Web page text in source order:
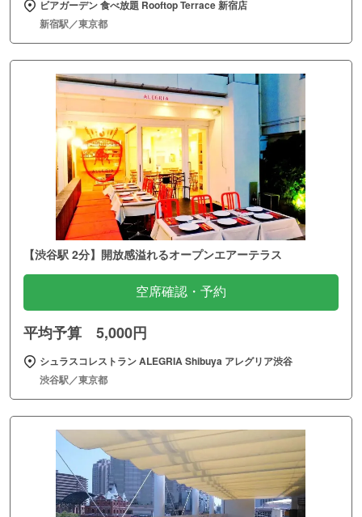
ビアガーデン 食べ放題 Rooftop Terrace 新宿店
新宿駅／東京都
【渋谷駅 2分】開放感溢れるオープンエアーテラス
空席確認・予約
平均予算 5,000円
シュラスコレストラン ALEGRIA Shibuya アレグリア渋谷
渋谷駅／東京都